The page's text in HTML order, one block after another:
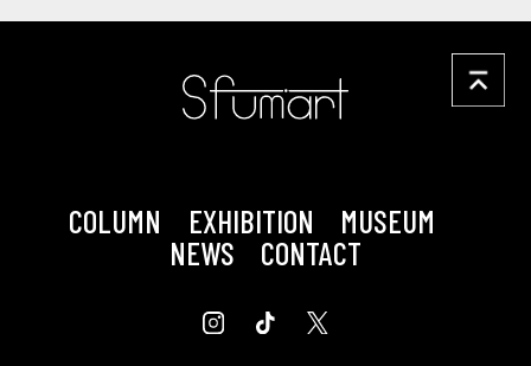
COLUMN EXHIBITION
MUSEUM
NEWS
CONTACT